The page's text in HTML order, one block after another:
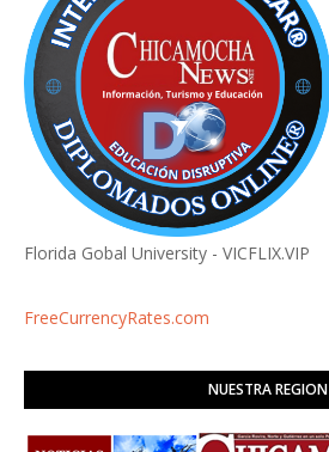
Florida Gobal University - VICFLIX.VIP
FreeCurrencyRates.com
NUESTRA REGION